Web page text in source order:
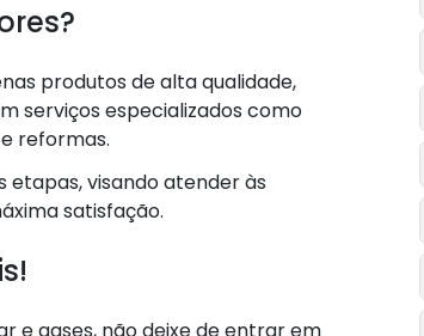
produtos de alta qualidade,
serviços especializados como
reformas.
visando atender às
satisfação.